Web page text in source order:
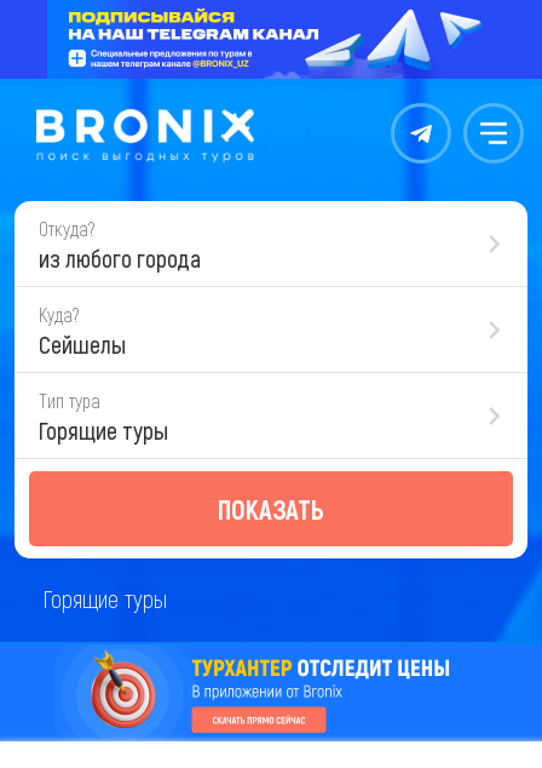
Контакты Меню
Откуда?
из любого города
Куда?
Сейшелы
Тип тура
Горящие туры
ПОКАЗАТЬ
Горящие туры